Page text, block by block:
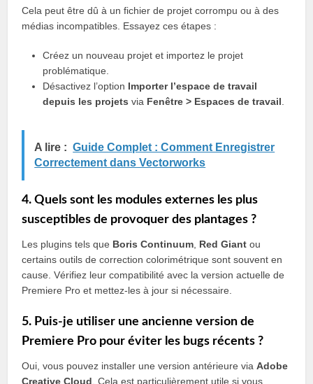
Cela peut être dû à un fichier de projet corrompu ou à des
médias incompatibles. Essayez ces étapes :
Créez un nouveau projet et importez le projet
problématique.
Désactivez l’option Importer l’espace de travail
depuis les projets via Fenêtre > Espaces de travail
A lire : Guide Complet : Comment Enregistrer
Correctement dans Vectorworks
4. Quels sont les modules externes les plus
susceptibles de provoquer des plantages ?
Les plugins tels que Boris Continuum Red Giant ou
certains outils de correction colorimétrique sont souvent en
cause. Vérifiez leur compatibilité avec la version actuelle de
Premiere Pro et mettez-les à jour si nécessaire.
5. Puis-je utiliser une ancienne version de
Premiere Pro pour éviter les bugs récents ?
Oui, vous pouvez installer une version antérieure viaAdobe
Creative Cloud . Cela est particulièrement utile si vous